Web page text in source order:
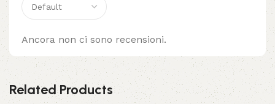
Ancora non ci sono recensioni.
Related Products